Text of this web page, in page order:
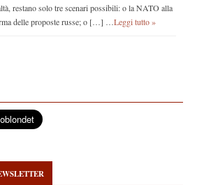
restano solo tre scenari possibili: o la NATO alla
delle proposte russe; o […] … Leggi tutto »